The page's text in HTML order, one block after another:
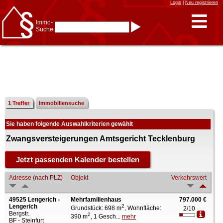
Login| Neu registrieren
Immo-
Suche:
z.B.:15 Frankfurtfür
Frankfurt/Oder
und6 Frankfurtfür Frankfurt
Immobiliensuche
nach Kreis
nach Amtsgericht
1 Treffer Immobiliensuche
Sie haben folgende Auswahlkriterien gewählt
Zwangsversteigerungen Amtsgericht Tecklenburg
Adresse (nach PLZ) Objekt Verkehrswert
49525 Lengerich -
Lengerich
Bergstr.
BF - Steinfurt
Mehrfamilienhaus
Grundstück: 698 m2, Wohnfläche:
390 m2, 1 Gesch... mehr
797.000 €
2/10